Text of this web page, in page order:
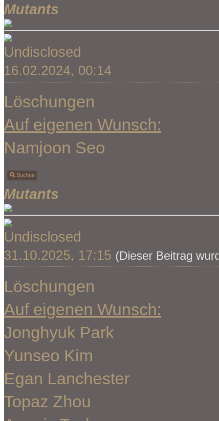
Mutants
Undisclosed
16.02.2024, 00:14
Löschungen
Auf eigenen Wunsch:
Namjoon Seo
Suchen
Mutants
Undisclosed
31.10.2025, 17:15 (Dieser Beitrag
Löschungen
Auf eigenen Wunsch:
Jonghyuk Park
Yunseo Kim
Egan Lanchester
Topaz Zhou